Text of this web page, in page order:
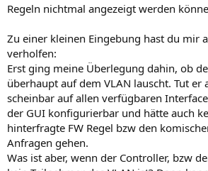
Regeln nichtmal angezeigt werden
Zu einer kleinen Eingebung hast du mir
verholfen:
Erst ging meine Überlegung dahin, ob
überhaupt auf dem VLAN lauscht. Tut er
scheinbar auf allen verfügbaren
der GUI konfigurierbar und hätte auch
hinterfragte FW Regel bzw den
Anfragen gehen.
Was ist aber, wenn der Controller, bzw